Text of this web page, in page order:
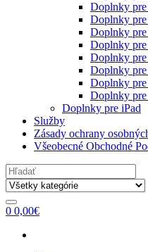
Doplnky
Doplnky pre
Doplnky pre
Doplnky
Doplnky
Doplnky pre
Doplnky
Doplnky pre
Doplnky pre iPad
Služby
Zásady ochrany
Všeobecné Obchodné
Search
for:
0 0,00€